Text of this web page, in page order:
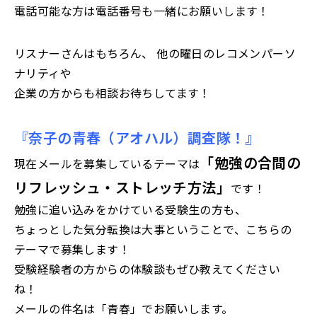
電話可能な方は電話番号も一緒にお願いします！
リスナーさんはもちろん、 他の曜日のレコメンパーソ
ナリティや
企業の方からも相談お待ちしてます！
『奈子の青春（アオハル）調査隊！』
現在メールを募集しているテーマは 「勉強の合間の
リフレッシュ・ストレッチ方法」 です！
勉強に追い込みをかけている受験生の方も、
ちょっとした気分転換は大事ということで、こちらの
テーマで募集します！
受験経験者の方からの体験談もぜひ教えてください
ね！
メールの件名は「青春」でお願いします。